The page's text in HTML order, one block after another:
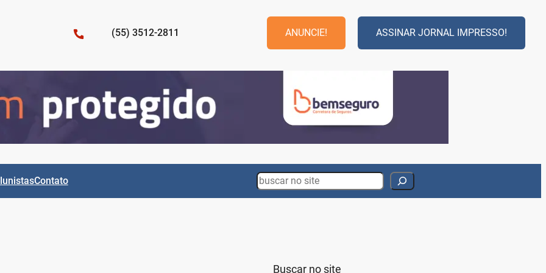
(55) 3512-2811 ANUNCIE! ASSINAR JORNAL IMPRESSO!
Contato Search
Buscar no site